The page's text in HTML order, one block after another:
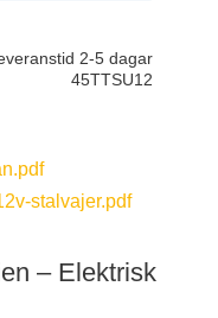
2-5 dagar
45TTSU12
stalvajer.pdf
– Elektrisk